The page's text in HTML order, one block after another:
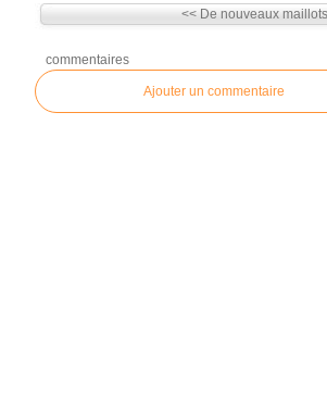
<< De nouveaux
commentaires
Ajouter un commentaire